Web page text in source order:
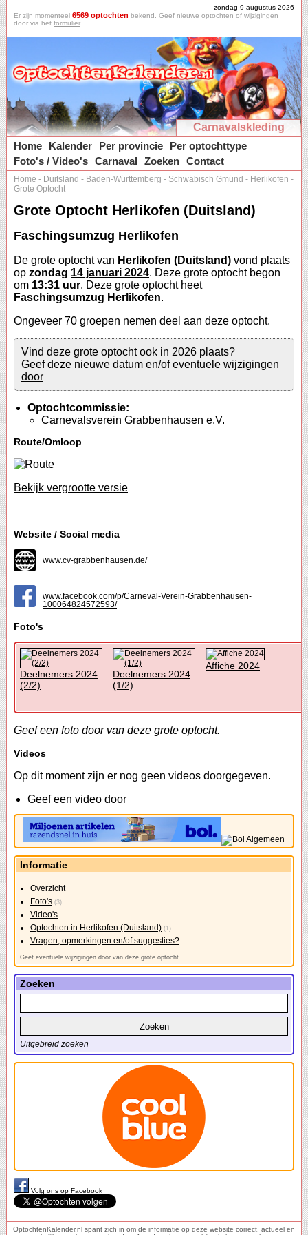
zondag 9 augustus 2026
Er zijn momenteel 6569 optochten bekend. Geef nieuwe optochten of wijzigingen
door via het formulier.
Carnavalskleding
Home
Kalender Per provincie
Per optochttype
Foto's / Video's Carnaval Zoeken Contact
Home - Duitsland - Baden-Württemberg - Schwäbisch Gmünd - Herlikofen -
Grote Optocht
Grote Optocht Herlikofen (Duitsland)
Faschingsumzug Herlikofen
De grote optocht van Herlikofen (Duitsland) vond plaats
op zondag 14 januari 2024. Deze grote optocht begon
om 13:31 uur. Deze grote optocht heet
Faschingsumzug Herlikofen.
Ongeveer 70 groepen nemen deel aan deze optocht.
Vind deze grote optocht ook in 2026 plaats?
Geef deze nieuwe datum en/of eventuele wijzigingen
door
Optochtcommissie:
Carnevalsverein Grabbenhausen e.V.
Route/Omloop
Bekijk vergrootte versie
Website / Social media
www.cv-grabbenhausen.de/
www.facebook.com/p/Carneval-Verein-Grabbenhausen-
100064824572593/
Foto's
Deelnemers 2024
(2/2)
Deelnemers 2024
(1/2)
Affiche 2024
Geef een foto door van deze grote optocht.
Videos
Op dit moment zijn er nog geen videos doorgegeven.
Geef een video door
Informatie
Overzicht
Foto's (3)
Video's
Optochten in Herlikofen (Duitsland) (1)
Vragen, opmerkingen en/of suggesties?
Geef eventuele wijzigingen door van deze grote optocht
Zoeken
Uitgebreid zoeken
Volg ons op Facebook
OptochtenKalender.nl spant zich in om de informatie op deze website correct, actueel en